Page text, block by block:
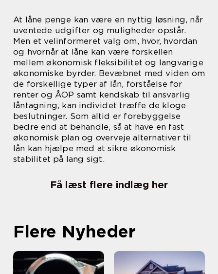
At låne penge kan være en nyttig løsning, når
uventede udgifter og muligheder opstår.
Men et velinformeret valg om, hvor, hvordan
og hvornår at låne kan være forskellen
mellem økonomisk fleksibilitet og langvarige
økonomiske byrder. Bevæbnet med viden om
de forskellige typer af lån, forståelse for
renter og ÅOP samt kendskab til ansvarlig
låntagning, kan individet træffe de kloge
beslutninger. Som altid er forebyggelse
bedre end at behandle, så at have en fast
økonomisk plan og overveje alternativer til
lån kan hjælpe med at sikre økonomisk
stabilitet på lang sigt.
Få læst flere indlæg her
Flere Nyheder